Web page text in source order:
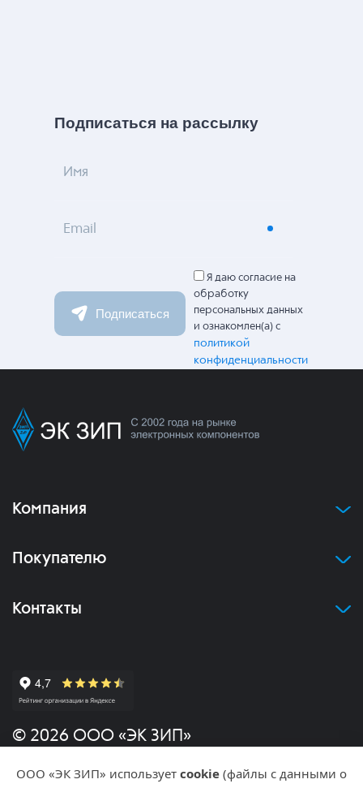
Подписаться на рассылку
Имя
Email
Подписаться
Я даю согласие на
обработку
персональных данных
и ознакомлен(а) с
политикой
конфиденциальности
Компания
Покупателю
Контакты
© 2026 ООО «ЭК ЗИП»
Политика конфиденциальности
ООО «ЭК ЗИП» использует cookie (файлы с данными о